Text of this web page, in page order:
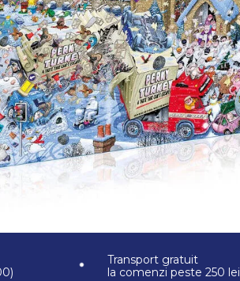
Transport gratuit
la comenzi peste 250 lei